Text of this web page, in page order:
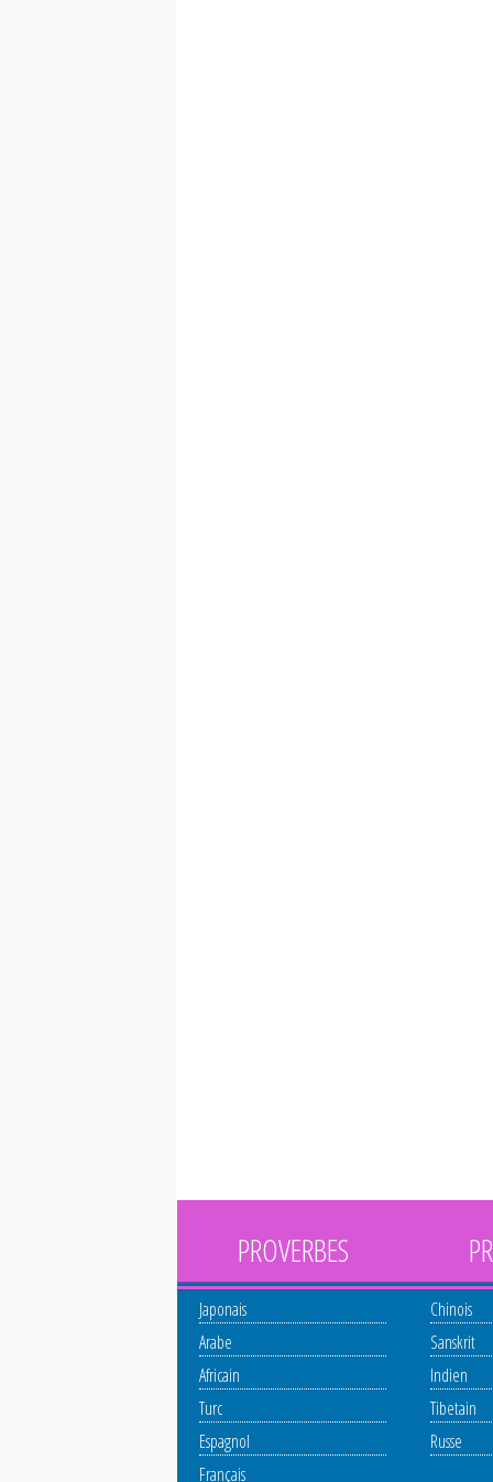
PROVERBES
Japonais
Arabe
Africain
Turc
Espagnol
Français
Chinois
Sanskrit
Indien
Tibetain
Russe